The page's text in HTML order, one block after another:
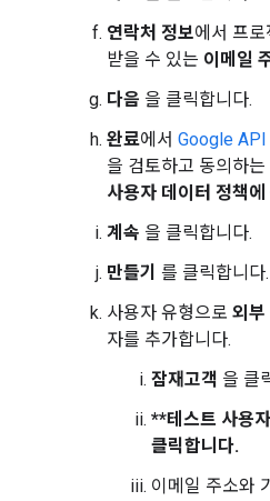
연락처 정보에서 프
받을 수 있는 이메일
다음 을 클릭합니다.
완료에서 Google API
을 검토하고 동의하는
사용자 데이터 정책
계속 을 클릭합니다.
만들기 를 클릭합니다.
사용자 유형으로 외부
자를 추가합니다.
잠재고객 을 클
**테스트 사용
클릭합니다.
이메일 주소와